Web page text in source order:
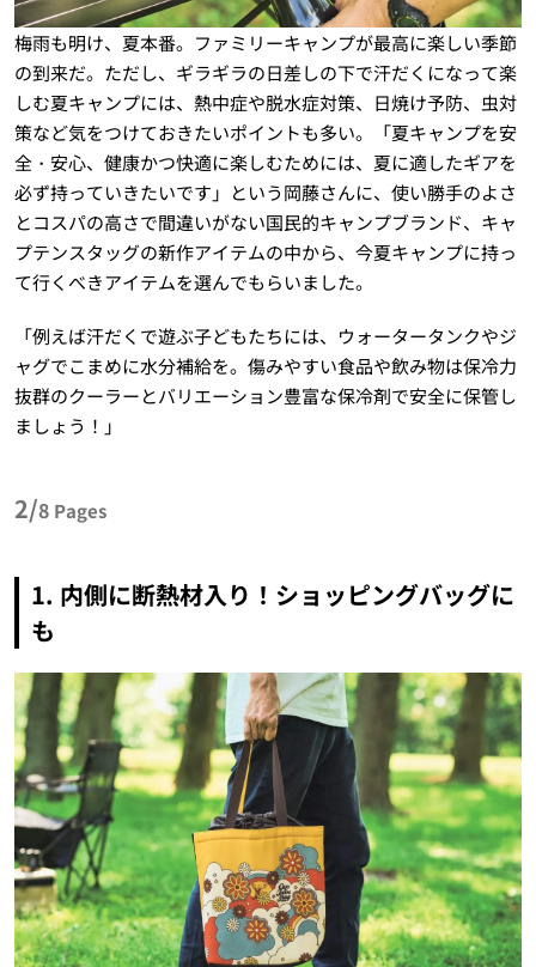
梅雨も明け、夏本番。ファミリーキャンプが最高に楽しい季節
の到来だ。ただし、ギラギラの日差しの下で汗だくになって楽
しむ夏キャンプには、熱中症や脱水症対策、日焼け予防、虫対
策など気をつけておきたいポイントも多い。「夏キャンプを安
全・安心、健康かつ快適に楽しむためには、夏に適したギアを
必ず持っていきたいです」という岡藤さんに、使い勝手のよさ
とコスパの高さで間違いがない国民的キャンプブランド、キャ
プテンスタッグの新作アイテムの中から、今夏キャンプに持っ
て行くべきアイテムを選んでもらいました。
「例えば汗だくで遊ぶ子どもたちには、ウォータータンクやジ
ャグでこまめに水分補給を。傷みやすい食品や飲み物は保冷力
抜群のクーラーとバリエーション豊富な保冷剤で安全に保管し
ましょう！」
2/8 Pages
1. 内側に断熱材入り！ショッピングバッグに
も